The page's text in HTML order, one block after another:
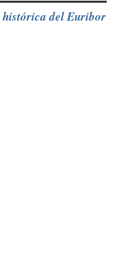
del Euribor